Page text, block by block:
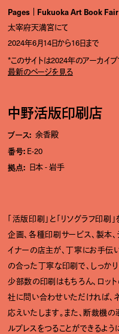
Pages Fukuoka Art Book Fair
太宰府天満宮にて
2024年6月14日から16日まで
*このサイトは2024年のアーカイブ
最新のページを見る
中野活版印刷店
ブース: 余香殿
番号: E-20
拠点: 日本 岩手
「活版印刷」と「リソグラフ印刷
企画、各種印刷サービス、製本
イナーの店主が、丁寧にお手伝
の合った丁寧な印刷で、しっかり
少部数の印刷はもちろん、ロッ
社に問い合わせいただければ、
応えいたします。また、断裁機の
ルプレスをつることができるよう